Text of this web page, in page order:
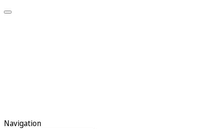
Navigation